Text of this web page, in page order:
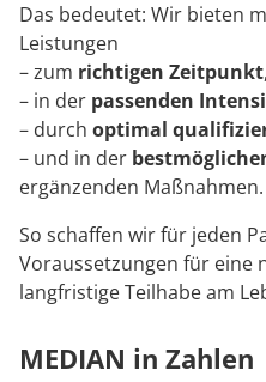
Das bedeutet: Wir bieten
Leistungen
– zum richtigen Zeitpunkt,
– in der passenden
– durch optimal
– und in der
ergänzenden Maßnahmen.
So schaffen wir für jeden
Voraussetzungen für eine
langfristige Teilhabe am
MEDIAN in Zahlen